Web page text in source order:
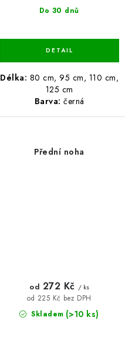
Do 30 dnů
Délka: 80 cm, 95 cm, 110 cm,
125 cm
Barva: černá
Přední noha
Skladem (>10 ks)
od 225 Kč bez DPH
od 272 Kč / ks